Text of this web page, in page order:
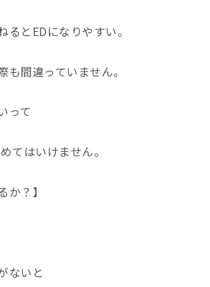
るとEDになりやすい。
も間違っていません。
って
てはいけません。
か？】
ないと